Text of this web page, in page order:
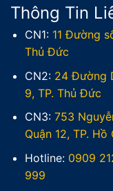
Thông Tin
CN1: 11 Đường
Thủ Đức
CN2: 24 Đường
9, TP. Thủ Đức
CN3: 753
Quận 12, TP. Hồ
Hotline: 0909
999